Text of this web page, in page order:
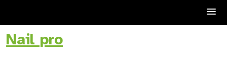
Skip
toNail pro